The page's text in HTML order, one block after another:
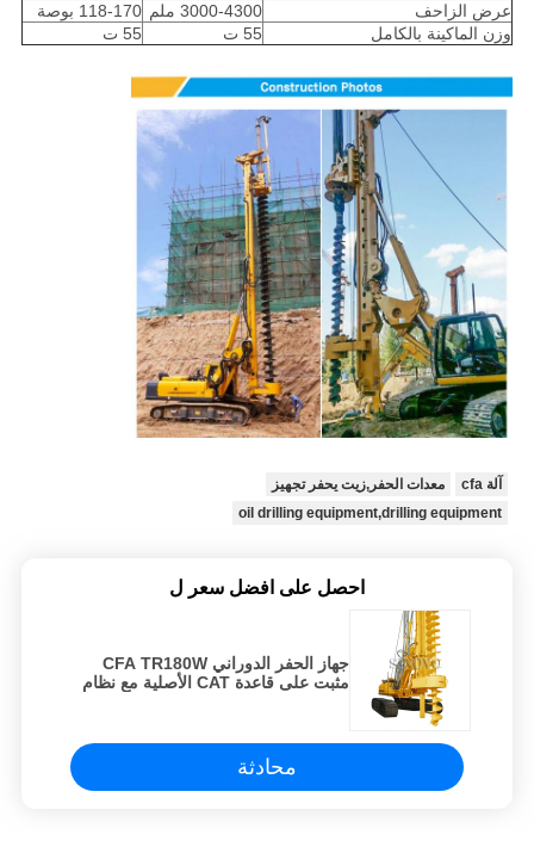
عرض الزاحف
3000-4300 ملم
118-170 بوصة
وزن الماكينة بالكامل
55 ت 55 ت
آلة cfa
معدات الحفر,زيت يحفر تجهيز
oil drilling equipment,drilling equipment
احصل على افضل سعر ل
جهاز الحفر الدوراني CFA TR180W
مثبت على قاعدة CAT الأصلية مع نظام
محادثة